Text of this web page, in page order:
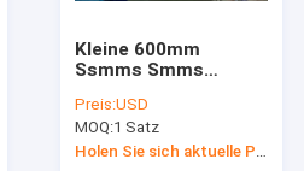
Kleine 600mm
Ssmms Smms
nicht Gewebes-
Maschinerie
Preis:USD
MOQ:1 Satz